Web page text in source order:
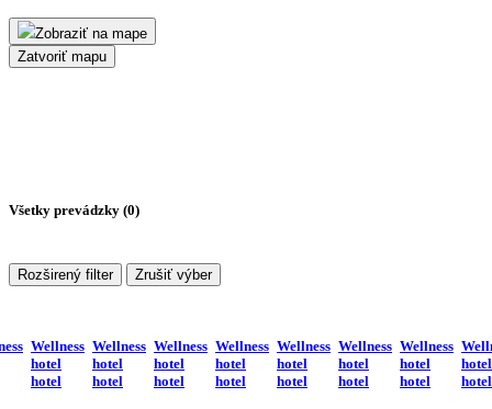
Zobraziť na mape
Zatvoriť mapu
Všetky prevádzky (0)
Rozširený filter Zrušiť výber
Wellness
hotel
hotel
Wellness
hotel
hotel
Wellness
hotel
hotel
Wellness
hotel
hotel
Wellness
hotel
hotel
Wellness
hotel
hotel
Wellness
hotel
hotel
hotel
hotel